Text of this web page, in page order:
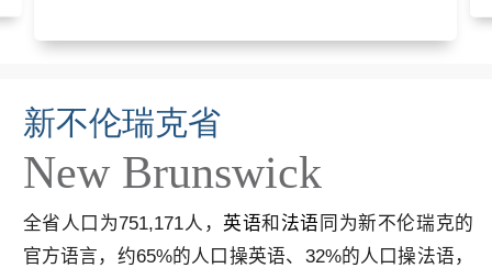
新不伦瑞克省
New Brunswick
全省人口为751,171人， 英语和 法语 同为新不伦瑞克的
官方语言，约65%的人口操英语、32%的人口操法语，